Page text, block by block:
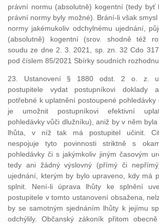
právní normu (absolutně) kogentní (tedy byť
právní normy byly možné). Brání-li však
normy jakémukoliv odchylnému ujednání,
(absolutně) kogentní (srov. shodně též
soudu ze dne 2. 3. 2021, sp. zn. 32 Cdo
pod číslem 85/2021 Sbírky soudních
23. Ustanovení § 1880 odst. 2 o. z.
postupitele vydat postupníkovi doklady
potřebné k uplatnění postoupené
je umožnit postupníkovi efektivní
pohledávky vůči dlužníku), aniž by v něm
lhůta, v níž tak má postupitel učinit.
nespojuje tyto povinnosti striktně s
pohledávky či s jakýmkoliv jiným časovým
tedy ani žádný výslovný (přímý či
ujednání, kterým by bylo upraveno, kdy má
splnit. Není-li úprava lhůty ke splnění
postupitele v tomto ustanovení obsažena,
by se samotným sjednáním lhůty k jejímu
odchýlily. Občanský zákoník přitom